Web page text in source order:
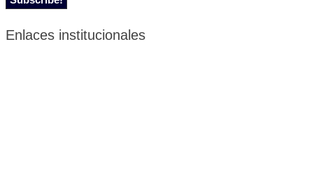
Enlaces institucionales